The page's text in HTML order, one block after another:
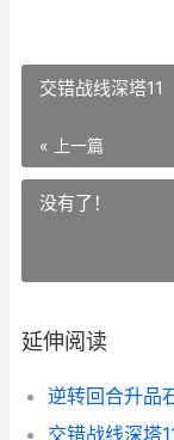
交错战线深塔11
« 上一篇
没有了！
延伸阅读
逆转回合升品
交错战线深塔